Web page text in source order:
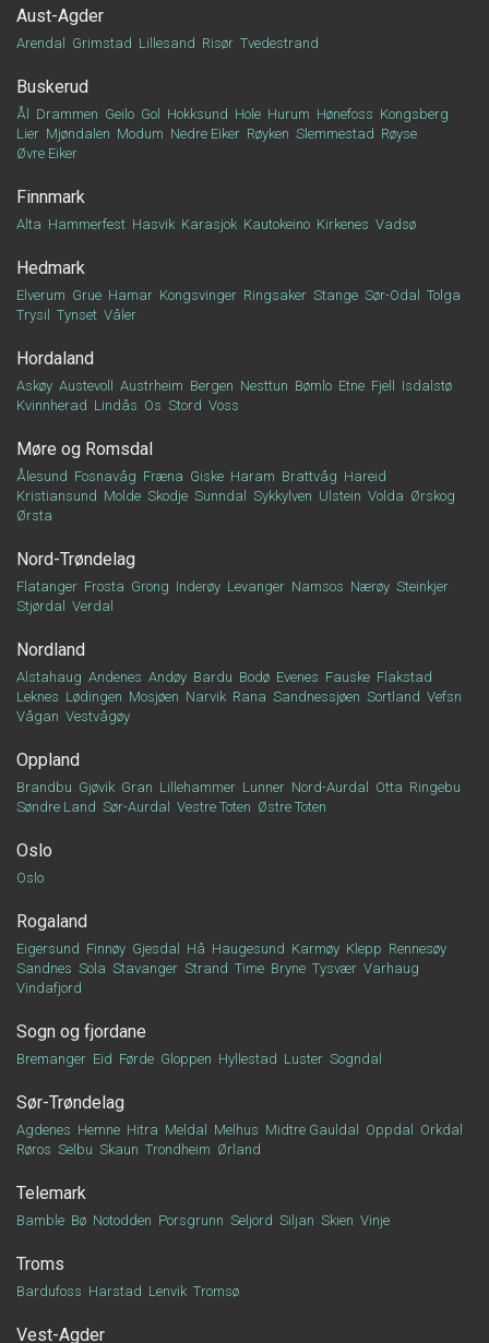
Aust-Agder
Arendal Grimstad Lillesand Risør Tvedestrand
Buskerud
Ål Drammen Geilo Gol Hokksund Hole Hurum Hønefoss Kongsberg
Lier Mjøndalen Modum Nedre Eiker Røyken Slemmestad Røyse
Øvre Eiker
Finnmark
Alta Hammerfest Hasvik Karasjok Kautokeino Kirkenes Vadsø
Hedmark
Elverum Grue Hamar Kongsvinger Ringsaker Stange Sør-Odal
Tolga
Trysil
Tynset Våler
Hordaland
Askøy Austevoll Austrheim Bergen Nesttun Bømlo Etne Fjell
Isdalstø
Kvinnherad Lindås Os Stord Voss
Møre og Romsdal
Ålesund Fosnavåg Fræna Giske Haram Brattvåg Hareid
Kristiansund Molde Skodje Sunndal Sykkylven Ulstein Volda Ørskog
Ørsta
Nord-Trøndelag
Flatanger Frosta Grong Inderøy Levanger Namsos Nærøy Steinkjer
Stjørdal
Verdal
Nordland
Alstahaug Andenes Andøy Bardu Bodø Evenes Fauske Flakstad
Leknes Lødingen Mosjøen Narvik Rana Sandnessjøen Sortland Vefsn
Vågan Vestvågøy
Oppland
Brandbu Gjøvik Gran Lillehammer Lunner Nord-Aurdal Otta Ringebu
Søndre Land Sør-Aurdal Vestre Toten Østre Toten
Oslo
Oslo
Rogaland
Eigersund Finnøy Gjesdal Hå Haugesund Karmøy Klepp Rennesøy
Sandnes Sola Stavanger Strand Time Bryne Tysvær Varhaug
Vindafjord
Sogn og fjordane
Bremanger Eid Førde Gloppen Hyllestad Luster Sogndal
Sør-Trøndelag
Agdenes Hemne Hitra Meldal Melhus Midtre Gauldal Oppdal
Orkdal
Røros Selbu Skaun Trondheim Ørland
Telemark
Bamble Bø Notodden Porsgrunn Seljord Siljan Skien Vinje
Troms
Bardufoss Harstad Lenvik Tromsø
Vest-Agder